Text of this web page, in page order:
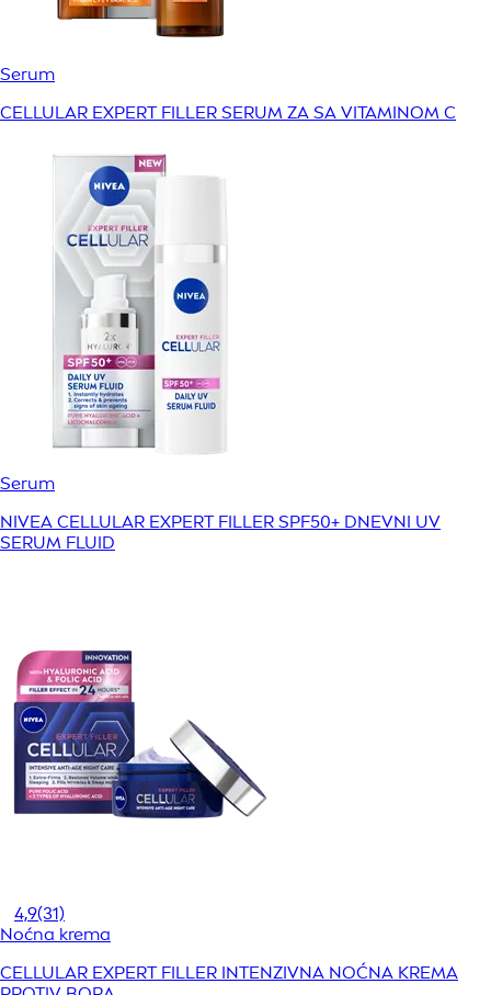
Serum
CELLULAR EXPERT FILLER SERUM ZA SA VITAMINOM C
Serum
NIVEA CELLULAR EXPERT FILLER SPF50+ DNEVNI UV
SERUM FLUID
4,9(31)
Noćna krema
CELLULAR EXPERT FILLER INTENZIVNA NOĆNA KREMA